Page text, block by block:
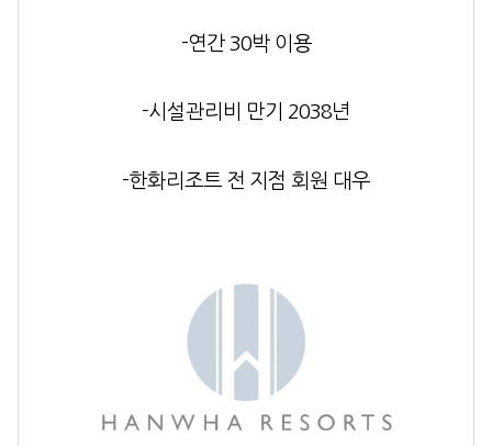
-연간 30박 이용
-시설관리비 만기 2038년
-한화리조트 전 지점 회원 대우